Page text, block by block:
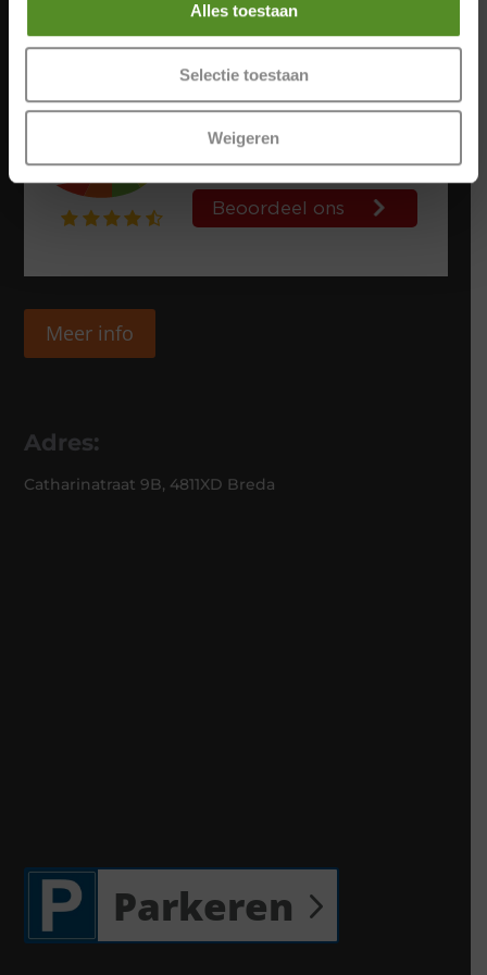
Alles toestaan
Selectie toestaan
Weigeren
Meer info
Adres:
Catharinatraat 9B, 4811XD Breda
Parkeren